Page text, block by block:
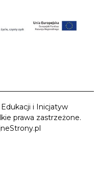
i Inicjatyw
prawa zastrzeżone.